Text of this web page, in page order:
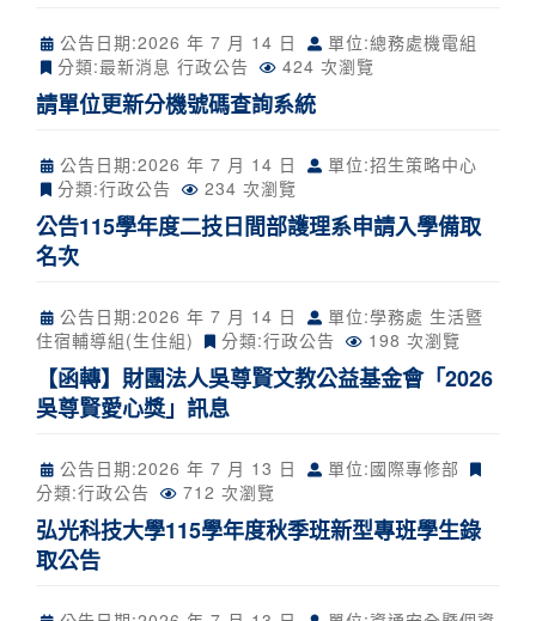
公告日期:2026 年 7 月 14 日
單位:總務處機電組
分類:最新消息 行政公告 424 次瀏覽
請單位更新分機號碼查詢系統
公告日期:2026 年 7 月 14 日
單位:招生策略中心
分類:行政公告 234 次瀏覽
公告115學年度二技日間部護理系申請入學備取
名次
公告日期:2026 年 7 月 14 日
單位:學務處 生活暨
住宿輔導組(生住組)
分類:行政公告 198 次瀏覽
【函轉】財團法人吳尊賢文教公益基金會「2026
吳尊賢愛心獎」訊息
公告日期:2026 年 7 月 13 日
單位:國際專修部
分類:行政公告 712 次瀏覽
弘光科技大學115學年度秋季班新型專班學生錄
取公告